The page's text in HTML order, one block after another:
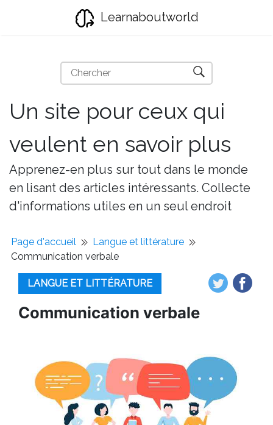
Learnaboutworld
Un site pour ceux qui
veulent en savoir plus
Apprenez-en plus sur tout dans le monde
en lisant des articles intéressants. Collecte
d'informations utiles en un seul endroit
Page d'accueil
Langue et littérature
Communication verbale
LANGUE ET LITTÉRATURE
Communication verbale